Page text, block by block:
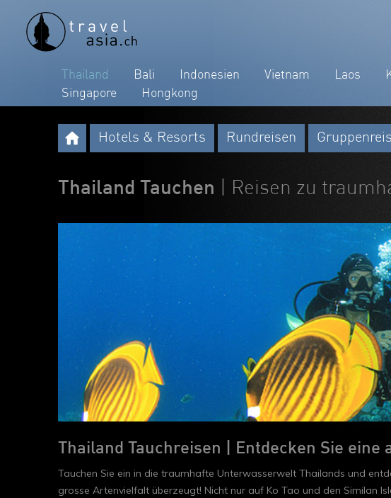
Thailand Bali Indonesien Vietnam Laos
Singapore
Hongkong
Hotels & Resorts Rundreisen
Thailand Tauchen | Reisen zu
Thailand Tauchreisen | Entdecken Sie
Tauchen Sie ein in die traumhafte Unterwasserwelt Thailands und
grosse Artenvielfalt überzeugt! Nicht nur auf Ko Tao und den Similan